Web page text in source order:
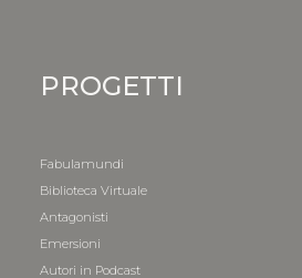
PROGETTI
Fabulamundi
Biblioteca Virtuale
Antagonisti
Emersioni
Autori in Podcast